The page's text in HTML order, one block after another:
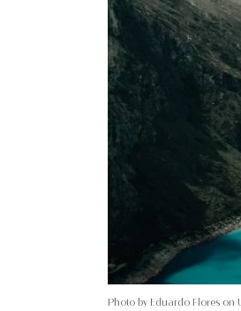
Photo by Eduardo Flores on